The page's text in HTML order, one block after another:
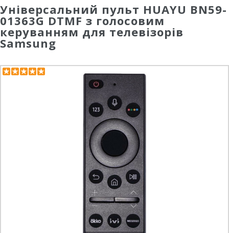
Універсальний пульт HUAYU BN59-
01363G DTMF з голосовим
керуванням для телевізорів
Samsung